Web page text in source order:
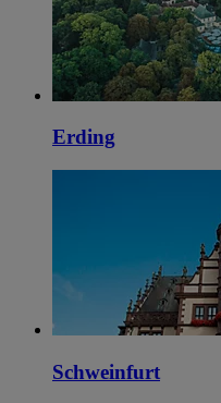
Erding
Schweinfurt